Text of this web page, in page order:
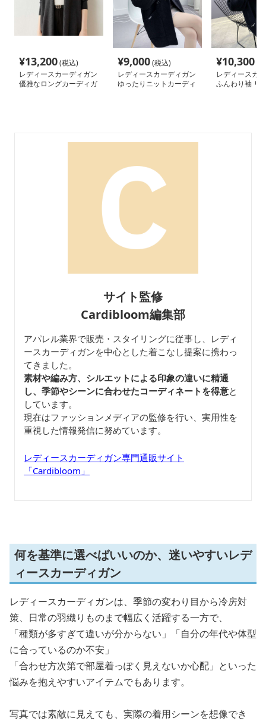
¥13,200(税込)
レディースカーディガン
優雅なロングカーディガ
¥9,000(税込)
レディースカーディガン
ゆったりニットカーディ
¥10,300
レディースカ
ふんわり袖 リ
サイト監修
Cardibloom編集部
アパレル業界で販売・スタイリングに従事し、レディ
ースカーディガンを中心とした着こなし提案に携わっ
てきました。
素材や編み方、シルエットによる印象の違いに精通
し、季節やシーンに合わせたコーディネートを得意と
しています。
現在はファッションメディアの監修を行い、実用性を
重視した情報発信に努めています。
レディースカーディガン専門通販サイト
「Cardibloom」
何を基準に選べばいいのか、迷いやすいレデ
ィースカーディガン
レディースカーディガンは、季節の変わり目から冷房対
策、日常の羽織りものまで幅広く活躍する一方で、
「種類が多すぎて違いが分からない」「自分の年代や体型
に合っているのか不安」
「合わせ方次第で部屋着っぽく見えないか心配」といった
悩みを抱えやすいアイテムでもあります。
写真では素敵に見えても、実際の着用シーンを想像でき